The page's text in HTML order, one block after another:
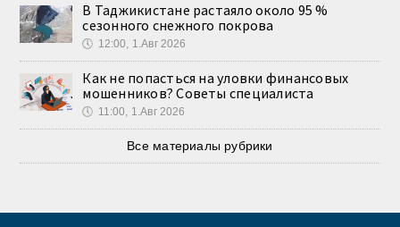
В Таджикистане растаяло около 95 %
сезонного снежного покрова
🕔 12:00, 1.Авг 2026
Как не попасться на уловки финансовых
мошенников? Советы специалиста
🕔 11:00, 1.Авг 2026
Все материалы рубрики